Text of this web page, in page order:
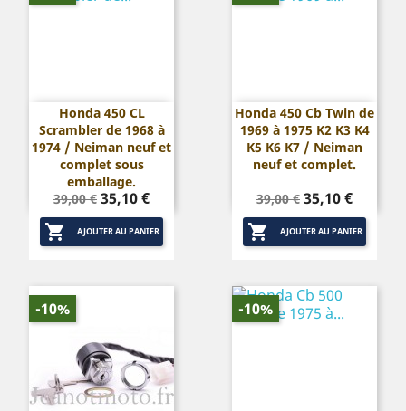
Honda 450 CL
Scrambler de 1968 à
1974 / Neiman neuf et
complet sous
emballage.
Prix
de
base
39,00 € Prix
35,10 €
 AJOUTER AU PANIER
Honda 450 Cb Twin de
1969 à 1975 K2 K3 K4
K5 K6 K7 / Neiman
neuf et complet.
Prix
de
base
39,00 € Prix
35,10 €
 AJOUTER AU PANIER
-10% -10%